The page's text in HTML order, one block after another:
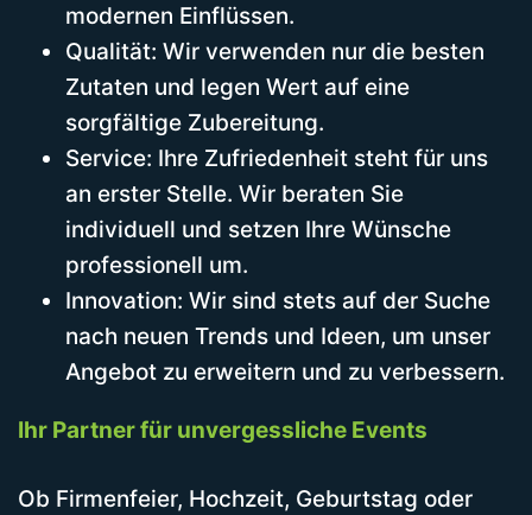
modernen Einflüssen.
Qualität: Wir verwenden nur die besten
Zutaten und legen Wert auf eine
sorgfältige Zubereitung.
Service: Ihre Zufriedenheit steht für uns
an erster Stelle. Wir beraten Sie
individuell und setzen Ihre Wünsche
professionell um.
Innovation: Wir sind stets auf der Suche
nach neuen Trends und Ideen, um unser
Angebot zu erweitern und zu verbessern.
Ihr Partner für unvergessliche Events
Ob Firmenfeier, Hochzeit, Geburtstag oder